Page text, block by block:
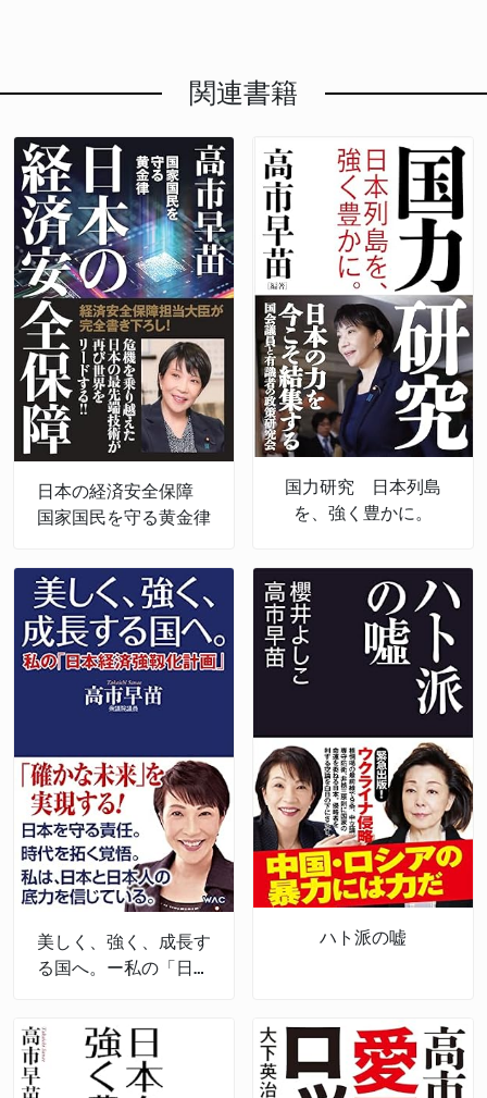
関連書籍
日本の経済安全保障
国家国民を守る黄金律
国力研究 日本列島
を、強く豊かに。
美しく、強く、成長す
る国へ。ー私の「日本
ハト派の嘘